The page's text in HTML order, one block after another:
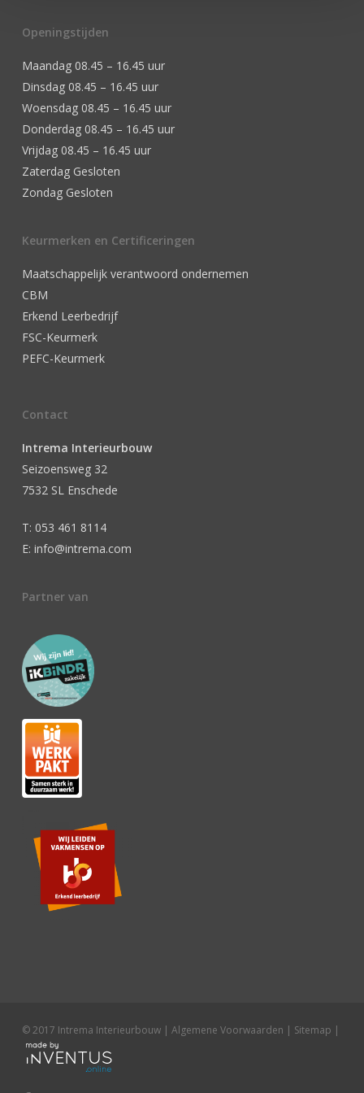
Openingstijden
Maandag 08.45 – 16.45 uur
Dinsdag 08.45 – 16.45 uur
Woensdag 08.45 – 16.45 uur
Donderdag 08.45 – 16.45 uur
Vrijdag 08.45 – 16.45 uur
Zaterdag Gesloten
Zondag Gesloten
Keurmerken en Certificeringen
Maatschappelijk verantwoord ondernemen
CBM
Erkend Leerbedrijf
FSC-Keurmerk
PEFC-Keurmerk
Contact
Intrema Interieurbouw
Seizoensweg 32
7532 SL Enschede
T: 053 461 8114
E: info@intrema.com
Partner van
© 2017 Intrema Interieurbouw | Algemene Voorwaarden | Sitemap |